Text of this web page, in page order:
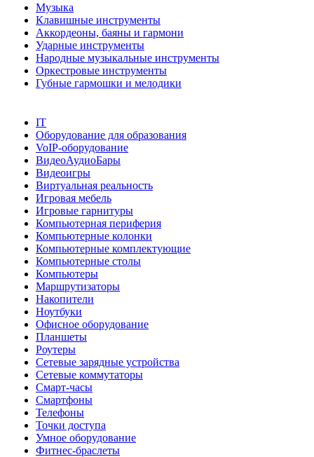
Музыка
Клавишные инструменты
Аккордеоны, баяны и гармони
Ударные инструменты
Народные музыкальные инструменты
Оркестровые инструменты
Губные гармошки и мелодики
IT
Оборудование для образования
VoIP-оборудование
ВидеоАудиоБары
Видеоигры
Виртуальная реальность
Игровая мебель
Игровые гарнитуры
Компьютерная периферия
Компьютерные колонки
Компьютерные комплектующие
Компьютерные столы
Компьютеры
Маршрутизаторы
Накопители
Ноутбуки
Офисное оборудование
Планшеты
Роутеры
Сетевые зарядные устройства
Сетевые коммутаторы
Смарт-часы
Смартфоны
Телефоны
Точки доступа
Умное оборудование
Фитнес-браслеты